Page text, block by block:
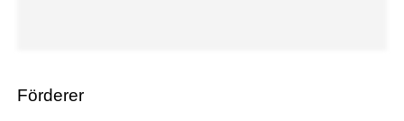
Förderer